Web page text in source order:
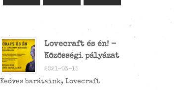
Lovecraft és én! -
Közösségi pályázat
2021-03-15
Kedves barátaink, Lovecraft